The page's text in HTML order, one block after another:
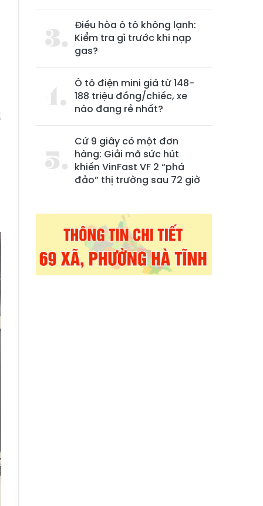
Điều hòa ô tô không lạnh:
Kiểm tra gì trước khi nạp
gas?
Ô tô điện mini giá từ 148-
188 triệu đồng/chiếc, xe
nào đang rẻ nhất?
Cứ 9 giây có một đơn
hàng: Giải mã sức hút
khiến VinFast VF 2 “phá
đảo” thị trường sau 72 giờ